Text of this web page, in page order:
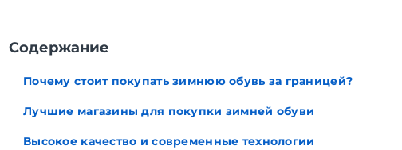
Cодержание
Почему стоит покупать зимнюю обувь за границей?
Лучшие магазины для покупки зимней обуви
Высокое качество и современные технологии